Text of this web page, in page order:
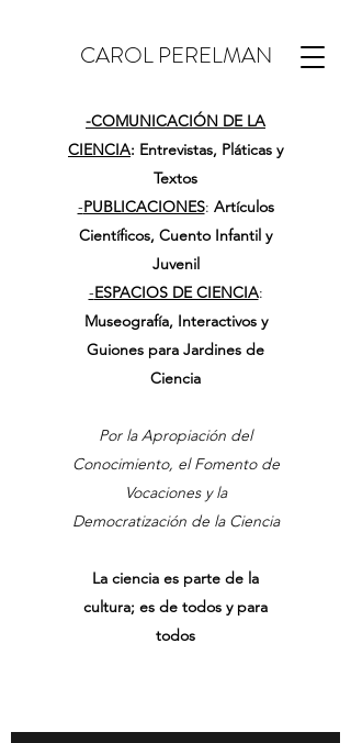
CAROL PERELMAN
-COMUNICACIÓN DE LA
CIENCIA: Entrevistas, Pláticas y
Textos
-PUBLICACIONES: Artículos
Científicos, Cuento Infantil y
Juvenil
-ESPACIOS DE CIENCIA:
Museografía, Interactivos y
Guiones para Jardines de
Ciencia
Por la Apropiación del
Conocimiento, el Fomento de
Vocaciones y la
Democratización de la Ciencia
La ciencia es parte de la
cultura; es de todos y para
todos